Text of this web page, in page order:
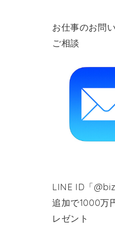
お仕事のお問
ご相談
LINE ID「
追加で1000万
レゼント